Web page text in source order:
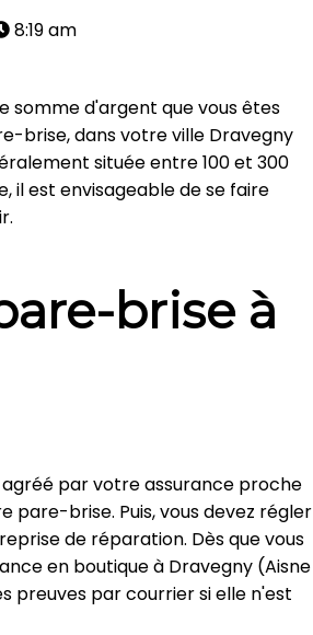
8:19 am
somme d'argent que vous êtes
brise, dans votre ville Dravegny
située entre 100 et 300
il est envisageable de se faire
brise à
agréé par votre assurance proche
brise. Puis, vous devez régler
de réparation. Dès que vous
en boutique à Dravegny (Aisne
preuves par courrier si elle n'est